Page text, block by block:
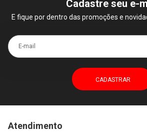
Cadastre seu e-
E fique por dentro das promoções e
E-mail
Atendimento